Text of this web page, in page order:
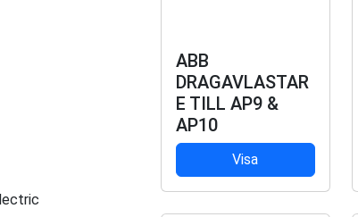
ABB
DRAGAVLASTAR
E TILL AP9 &
AP10
Visa